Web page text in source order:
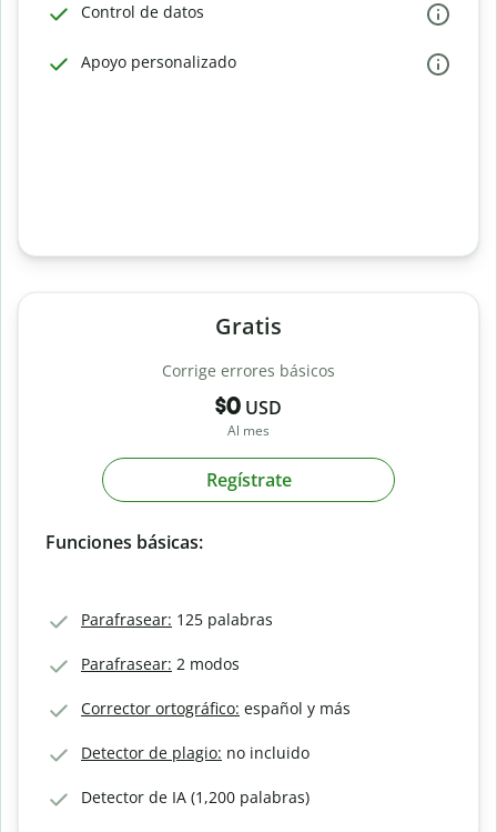
Control de datos
Apoyo personalizado
Gratis
Corrige errores básicos
$0 USD
Al mes
Regístrate
Funciones básicas:
Parafrasear: 125 palabras
Parafrasear: 2 modos
Corrector ortográfico: español y más
Detector de plagio: no incluido
Detector de IA (1,200 palabras)